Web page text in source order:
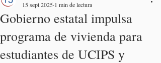
Gobierno estatal impulsa
programa de vivienda para
estudiantes de UCIPS y
15 sept 2025 1 min de lectura